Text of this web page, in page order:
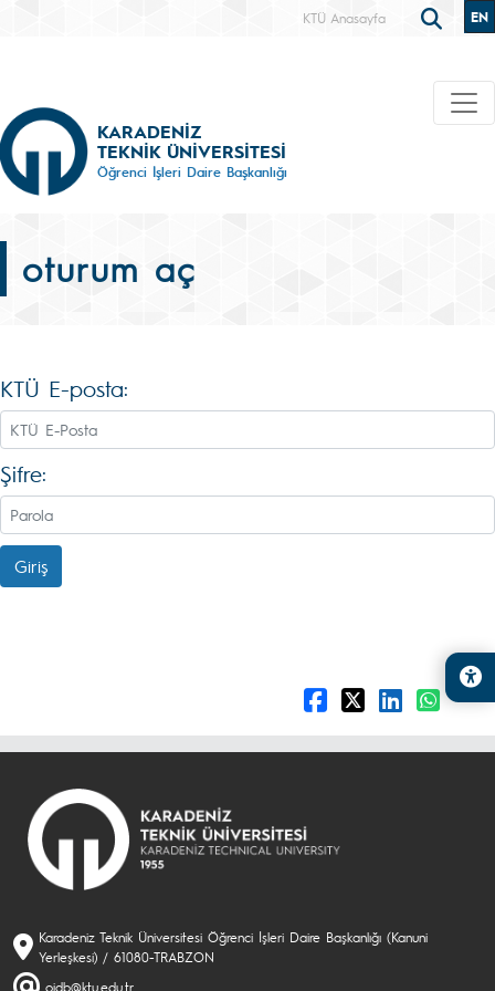
KTÜ Anasayfa EN
KARADENİZ
TEKNİK ÜNİVERSİTESİ
Öğrenci İşleri Daire Başkanlığı
oturum aç
KTÜ E-posta:
Şifre:
Giriş
Karadeniz Teknik Üniversitesi Öğrenci İşleri Daire Başkanlığı (Kanuni
Yerleşkesi) / 61080-TRABZON
oidb@ktu.edu.tr